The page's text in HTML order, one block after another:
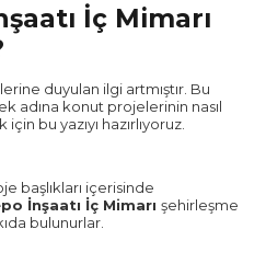
İç Mimarı
duyulan ilgi artmıştır. Bu
adına konut projelerinin nasıl
bu yazıyı hazırlıyoruz.
başlıkları içerisinde
İnşaatı İç Mimarı şehirleşme
bulunurlar.